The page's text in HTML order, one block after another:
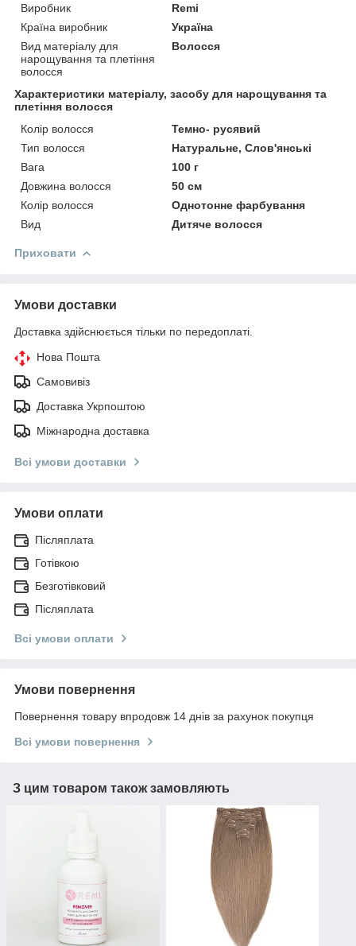
Виробник
Remi
Країна виробник
Україна
Вид матеріалу для
нарощування та плетіння
волосся
Волосся
Характеристики матеріалу, засобу для нарощування та
плетіння волосся
Колір волосся
Темно- русявий
Тип волосся
Натуральне, Слов'янські
Вага
100 г
Довжина волосся
50 см
Колір волосся
Однотонне фарбування
Вид
Дитяче волосся
Приховати
Умови доставки
Доставка здійснюється тільки по передоплаті.
Нова Пошта
Самовивіз
Доставка Укрпоштою
Міжнародна доставка
Всі умови доставки
Умови оплати
Післяплата
Готівкою
Безготівковий
Післяплата
Всі умови оплати
Умови повернення
Повернення товару впродовж 14 днів за рахунок покупця
Всі умови повернення
З цим товаром також замовляють